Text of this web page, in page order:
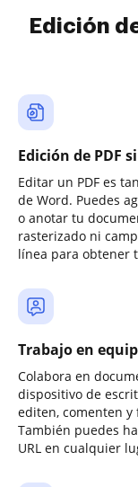
Edición
Edición de PDF
Editar un PDF es
de Word. Puedes
o anotar tu
rasterizado ni
línea para obtener
Trabajo en
Colabora en
dispositivo de
editen, comenten
También puedes
URL en cualquier